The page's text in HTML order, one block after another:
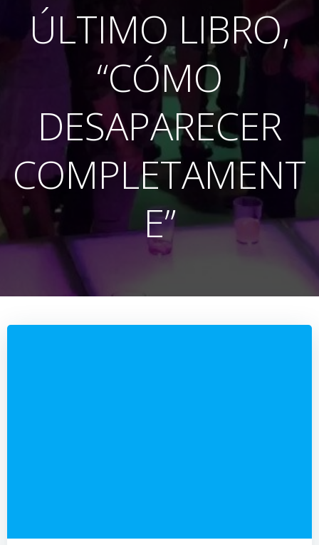
ÚLTIMO LIBRO,
“CÓMO
DESAPARECER
COMPLETAMENT
E”